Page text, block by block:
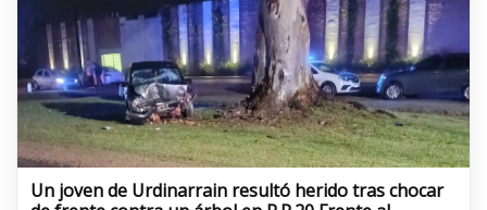
Un joven de Urdinarrain resultó herido tras chocar